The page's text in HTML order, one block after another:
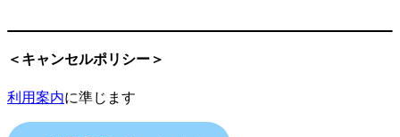
＜キャンセルポリシー＞
利用案内に準じます